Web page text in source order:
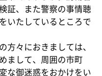
証、また警察の事情聴
いたしているところで
々におきましては、
まして、周囲の市町
な御迷惑をおかけをい